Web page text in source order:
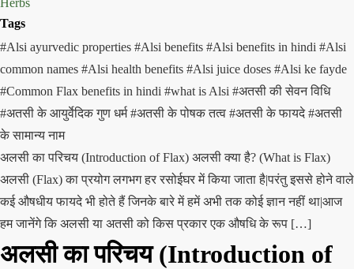
Herbs
Tags
#Alsi ayurvedic properties #Alsi benefits #Alsi benefits in hindi #Alsi
common names #Alsi health benefits #Alsi juice doses #Alsi ke fayde
#Common Flax benefits in hindi #what is Alsi #अतसी की सेवन विधि
#अतसी के आयुर्वेदिक गुण धर्म#अतसी के पोषक तत्व #अतसी के फायदे#अतसी
के सामान्य नाम
अलसी का परिचय (Introduction of Flax) अलसी क्या है? (What is Flax)
अलसी (Flax) का प्रयोग लगभग हर रसोईघर में किया जाता है|परंतु इससे होने वाले
कई औषधीय फायदे भी होते हैं जिनके बारे में हमें अभी तक कोई ज्ञान नहीं था|आज
हम जानेंगे कि अलसी या अतसी को किस प्रकार एक औषधि के रूप […]
अलसी का परिचय (Introduction of